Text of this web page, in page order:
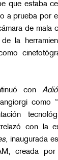
que estaba
a prueba por
de mala
la
con
como
con la
, inaugurada
creada